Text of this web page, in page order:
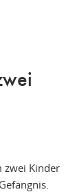
zwei Kinder